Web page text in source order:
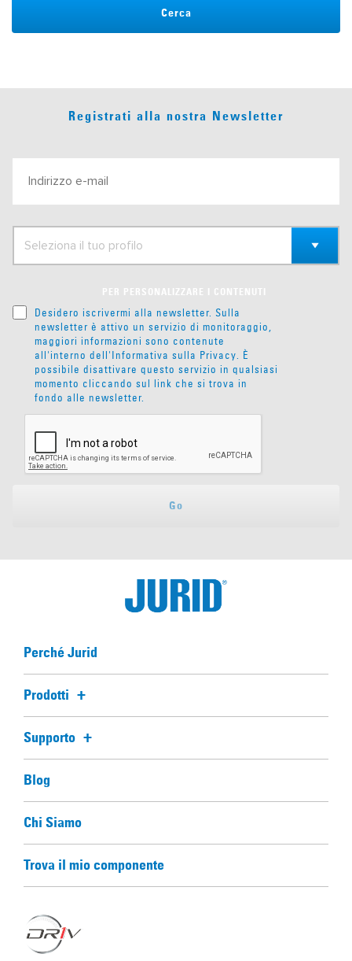
Cerca
Registrati alla nostra Newsletter
PER PERSONALIZZARE I CONTENUTI
Desidero iscrivermi alla newsletter. Sulla
newsletter è attivo un servizio di monitoraggio,
maggiori informazioni sono contenute
all'interno dell'Informativa sulla Privacy . È
possibile disattivare questo servizio in qualsiasi
momento cliccando sul link che si trova in
fondo alle newsletter.
Go
Perché Jurid
Prodotti
Supporto
Blog
Chi Siamo
Trova il mio componente